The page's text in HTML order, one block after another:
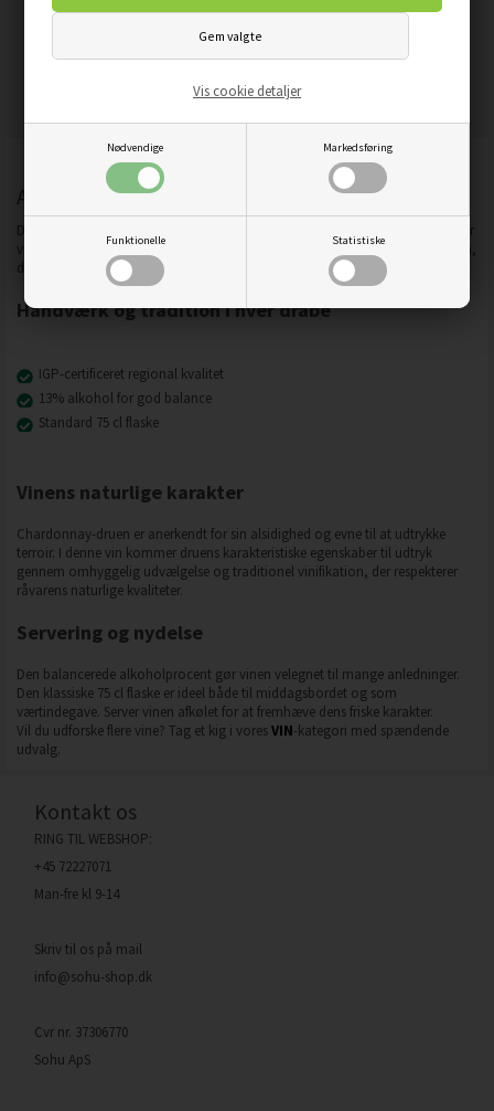
Nødvendige Markedsføring
Funktionelle Statistiske
Vis cookie detaljer
FRATELLI ARESCA,
SUPERIORE "LA ROSSA", 75
VENDIMMIA SELECCIONADA
Amédée, Chardonnay IGP Blanc
Denne Chardonnay fra Amédée bærer IGP Blanc-betegnelsen, som garanterer
vinens regionale karakter. Med 13 % alkohol får du en velafbalanceret hvidvin,
der bevarer druens naturlige egenskaber og regionale særpræg.
Håndværk og tradition i hver dråbe
IGP-certificeret regional kvalitet
13% alkohol for god balance
Standard 75 cl flaske
Vinens naturlige karakter
Chardonnay-druen er anerkendt for sin alsidighed og evne til at udtrykke
terroir. I denne vin kommer druens karakteristiske egenskaber til udtryk
gennem omhyggelig udvælgelse og traditionel vinifikation, der respekterer
råvarens naturlige kvaliteter.
Servering og nydelse
Den balancerede alkoholprocent gør vinen velegnet til mange anledninger.
Den klassiske 75 cl flaske er ideel både til middagsbordet og som
værtindegave. Server vinen afkølet for at fremhæve dens friske karakter.
Vil du udforske flere vine? Tag et kig i voresVIN-kategori med spændende
udvalg.
Kontakt os
RING TIL WEBSHOP:
+45 72227071
Man-fre kl 9-14
Skriv til os på mail
info@sohu-shop.dk
Cvr nr. 37306770
Sohu ApS